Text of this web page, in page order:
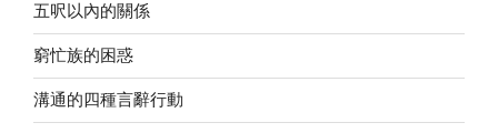
五呎以內的關係
窮忙族的困惑
溝通的四種言辭行動